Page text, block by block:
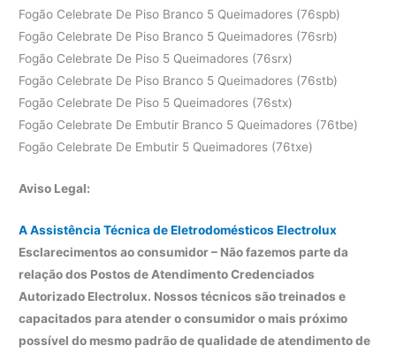
Fogão Celebrate De Piso Branco 5 Queimadores (76spb)
Fogão Celebrate De Piso Branco 5 Queimadores (76srb)
Fogão Celebrate De Piso 5 Queimadores (76srx)
Fogão Celebrate De Piso Branco 5 Queimadores (76stb)
Fogão Celebrate De Piso 5 Queimadores (76stx)
Fogão Celebrate De Embutir Branco 5 Queimadores (76tbe)
Fogão Celebrate De Embutir 5 Queimadores (76txe)
Aviso Legal:
A Assistência Técnica de Eletrodomésticos Electrolux
Esclarecimentos ao consumidor – Não fazemos parte da
relação dos Postos de Atendimento Credenciados
Autorizado Electrolux. Nossos técnicos são treinados e
capacitados para atender o consumidor o mais próximo
possível do mesmo padrão de qualidade de atendimento de